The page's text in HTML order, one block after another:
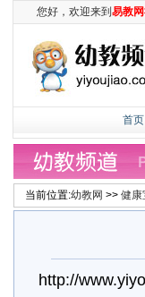
您好，欢迎来到 易教
首页
当前位置:幼教网 >> 健康
http://